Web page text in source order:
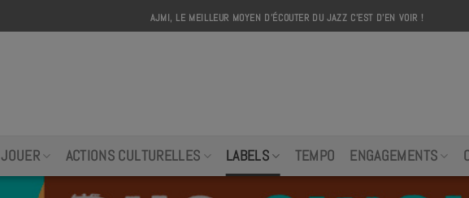
AJMI, LE MEILLEUR MOYEN D'ÉCOUTER DU JAZZ C'EST D'EN VOIR !
JOUER ACTIONS CULTURELLES LABELS TEMPO ENGAGEMENTS